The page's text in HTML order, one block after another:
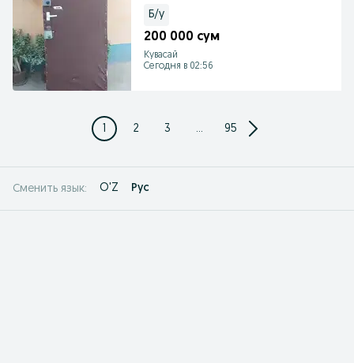
Б/у
200 000 сум
Кувасай
Сегодня в 02:56
1 2 3 ... 95
Сменить язык: O'Z Рус